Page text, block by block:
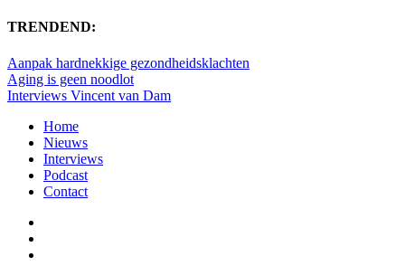
TRENDEND:
Aanpak hardnekkige gezondheidsklachten
Aging is geen noodlot
Interviews Vincent van Dam
Home
Nieuws
Interviews
Podcast
Contact